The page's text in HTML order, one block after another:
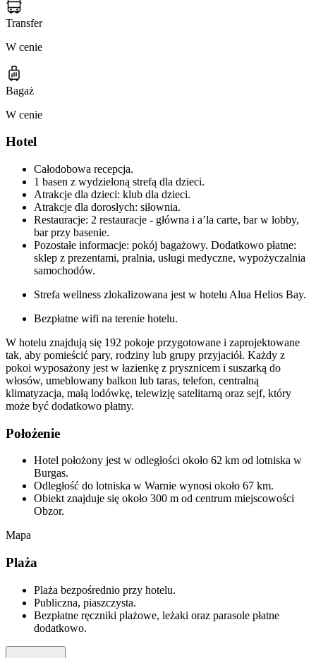
Transfer
W cenie
Bagaż
W cenie
Hotel
Całodobowa recepcja.
1 basen z wydzieloną strefą dla dzieci.
Atrakcje dla dzieci: klub dla dzieci.
Atrakcje dla dorosłych: siłownia.
Restauracje: 2 restauracje - główna i a’la carte, bar w lobby,
bar przy basenie.
Pozostałe informacje: pokój bagażowy. Dodatkowo płatne:
sklep z prezentami, pralnia, usługi medyczne, wypożyczalnia
samochodów.
Strefa wellness zlokalizowana jest w hotelu Alua Helios Bay.
Bezpłatne wifi na terenie hotelu.
W hotelu znajdują się 192 pokoje przygotowane i zaprojektowane
tak, aby pomieścić pary, rodziny lub grupy przyjaciół. Każdy z
pokoi wyposażony jest w łazienkę z prysznicem i suszarką do
włosów, umeblowany balkon lub taras, telefon, centralną
klimatyzacja, małą lodówkę, telewizję satelitarną oraz sejf, który
może być dodatkowo płatny.
Położenie
Hotel położony jest w odległości około 62 km od lotniska w
Burgas.
Odległość do lotniska w Warnie wynosi około 67 km.
Obiekt znajduje się około 300 m od centrum miejscowości
Obzor.
Mapa
Plaża
Plaża bezpośrednio przy hotelu.
Publiczna, piaszczysta.
Bezpłatne ręczniki plażowe, leżaki oraz parasole płatne
dodatkowo.